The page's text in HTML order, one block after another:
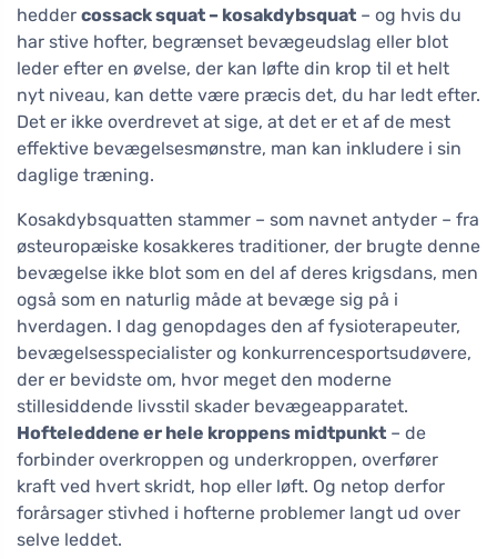
hedder cossack squat – kosakdybsquat – og hvis du
har stive hofter, begrænset bevægeudslag eller blot
leder efter en øvelse, der kan løfte din krop til et helt
nyt niveau, kan dette være præcis det, du har ledt efter.
Det er ikke overdrevet at sige, at det er et af de mest
effektive bevægelsesmønstre, man kan inkludere i sin
daglige træning.
Kosakdybsquatten stammer – som navnet antyder – fra
østeuropæiske kosakkeres traditioner, der brugte denne
bevægelse ikke blot som en del af deres krigsdans, men
også som en naturlig måde at bevæge sig på i
hverdagen. I dag genopdages den af fysioterapeuter,
bevægelsesspecialister og konkurrencesportsudøvere,
der er bevidste om, hvor meget den moderne
stillesiddende livsstil skader bevægeapparatet.
Hofteleddene er hele kroppens midtpunkt – de
forbinder overkroppen og underkroppen, overfører
kraft ved hvert skridt, hop eller løft. Og netop derfor
forårsager stivhed i hofterne problemer langt ud over
selve leddet.